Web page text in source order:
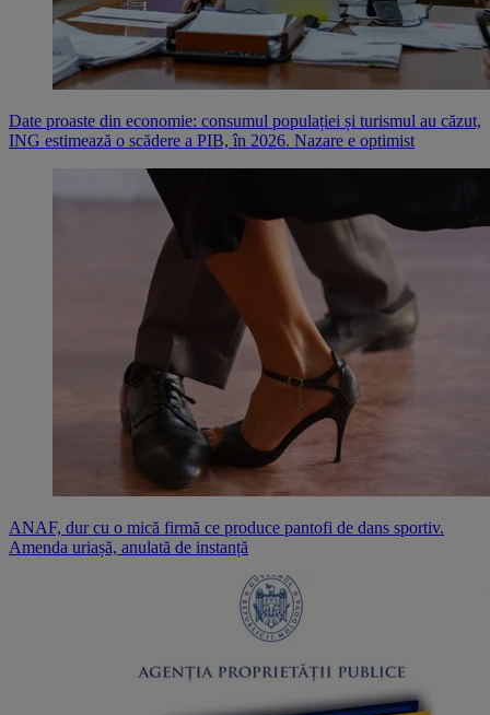
Date proaste din economie: consumul populației și turismul au căzut,
ING estimează o scădere a PIB, în 2026. Nazare e optimist
ANAF, dur cu o mică firmă ce produce pantofi de dans sportiv.
Amenda uriașă, anulată de instanță